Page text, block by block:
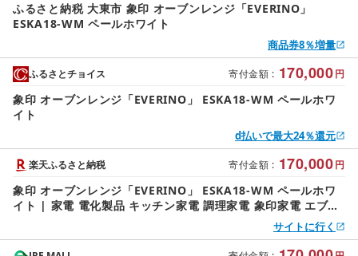
ふるさと納税 大東市 象印 オーブンレンジ「EVERINO」
ESKA18-WM ペールホワイト
商品券8％増量
寄付金額 : 170,000円
ふるさとチョイス
象印 オーブンレンジ「EVERINO」 ESKA18-WM ペールホワ
イト
d払いで最大24％還元
寄付金額 : 170,000円
楽天ふるさと納税
象印 オーブンレンジ「EVERINO」 ESKA18-WM ペールホワ
イト | 家電 電化製品 キッチン家電 調理家電 象印家電 エブリ
ノ オーブンレンジ 電子レンジ レンジ 便利家電 時短 人気 送料
無料
サイトに行く